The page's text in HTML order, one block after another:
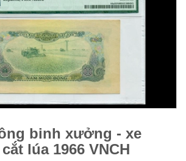
binh xưởng - xe
lúa 1966 VNCH